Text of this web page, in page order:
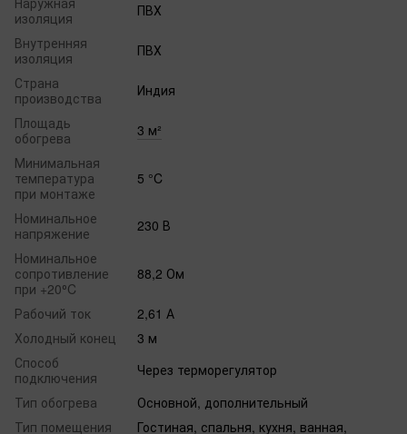
изоляция
ПВХ
Внутренняя
изоляция
ПВХ
Страна
производства
Индия
Площадь
обогрева
3 м²
Минимальная
температура
при монтаже
5 °C
Номинальное
напряжение
230 В
Номинальное
сопротивление
при +20⁰C
88,2 Ом
Рабочий ток
2,61 А
Холодный конец
3 м
Способ
подключения
Через терморегулятор
Тип обогрева
Основной, дополнительный
Тип помещения
Гостиная, спальня, кухня, ванная,